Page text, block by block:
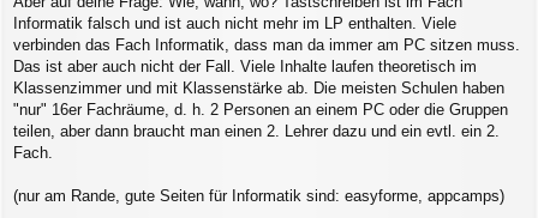
Informatik falsch und ist auch nicht mehr im LP enthalten. Viele
verbinden das Fach Informatik, dass man da immer am PC sitzen muss.
Das ist aber auch nicht der Fall. Viele Inhalte laufen theoretisch im
Klassenzimmer und mit Klassenstärke ab. Die meisten Schulen haben
"nur" 16er Fachräume, d. h. 2 Personen an einem PC oder die Gruppen
teilen, aber dann braucht man einen 2. Lehrer dazu und ein evtl. ein 2.
Fach.
(nur am Rande, gute Seiten für Informatik sind: easyforme, appcamps)